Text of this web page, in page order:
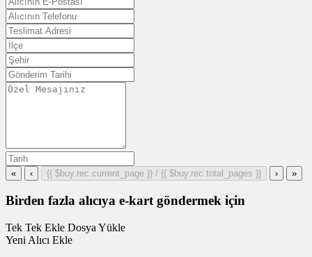
« ‹ {{ $buy.rec.current_page }} / {{ $buy.rec.total_pages }} › »
Birden fazla alıcıya e-kart göndermek için
Tek Tek Ekle Dosya Yükle
Yeni Alıcı Ekle